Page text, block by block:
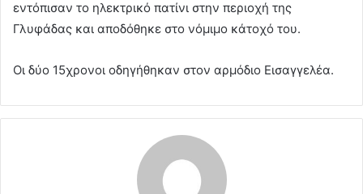
εντόπισαν το ηλεκτρικό πατίνι στην περιοχή της
Γλυφάδας και αποδόθηκε στο νόμιμο κάτοχό του.
Οι δύο 15χρονοι οδηγήθηκαν στον αρμόδιο Εισαγγελέα.